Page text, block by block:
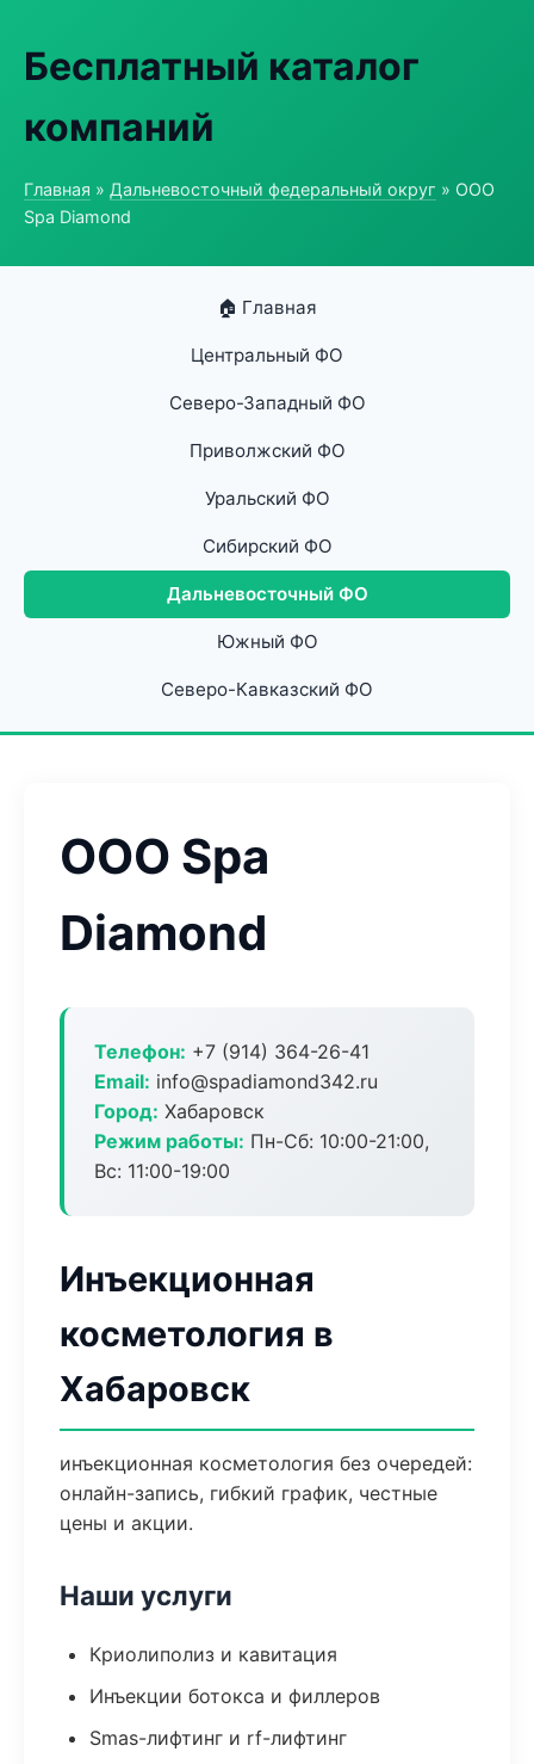
Бесплатный каталог
компаний
Главная » Дальневосточный федеральный округ » ООО
Spa Diamond
🏠 Главная
Центральный ФО
Северо-Западный ФО
Приволжский ФО
Уральский ФО
Сибирский ФО
Дальневосточный ФО
Южный ФО
Северо-Кавказский ФО
ООО Spa
Diamond
Телефон: +7 (914) 364-26-41
Email: info@spadiamond342.ru
Город: Хабаровск
Режим работы: Пн-Сб: 10:00-21:00,
Вс: 11:00-19:00
Инъекционная
косметология в
Хабаровск
инъекционная косметология без очередей:
онлайн-запись, гибкий график, честные
цены и акции.
Наши услуги
Криолиполиз и кавитация
Инъекции ботокса и филлеров
Smas-лифтинг и rf-лифтинг